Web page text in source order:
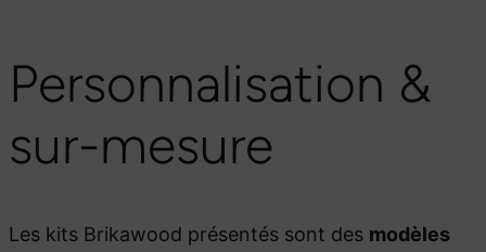
Personnalisation &
sur-mesure
Les kits Brikawood présentés sont des modèles